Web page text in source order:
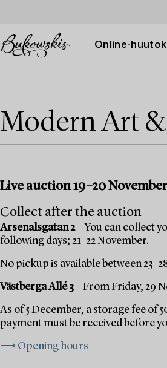
Online-
Modern Art &
Live auction 19–20
Collect after the auction
Arsenalsgatan 2– You can collect
following days; 21–22 November.
No pickup is available between
Västberga Allé 3– From Friday, 29
As of 5 December, a storage fee of
payment must be received before
⟶ Opening hours